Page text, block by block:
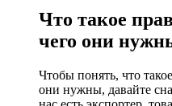
Что такое
чего они
Чтобы понять, что
они нужны, давайте